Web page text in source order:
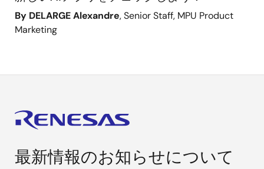
By DELARGE Alexandre, Senior Staff, MPU Product
Marketing
最新情報のお知らせについて